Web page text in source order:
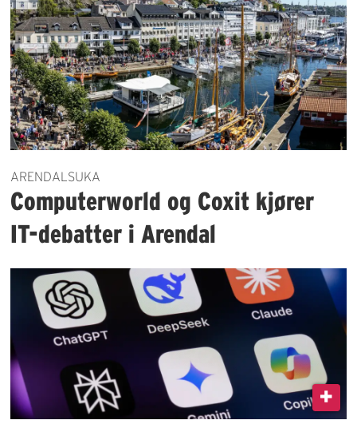
ARENDALSUKA
Computerworld og Coxit kjører
IT-debatter i Arendal